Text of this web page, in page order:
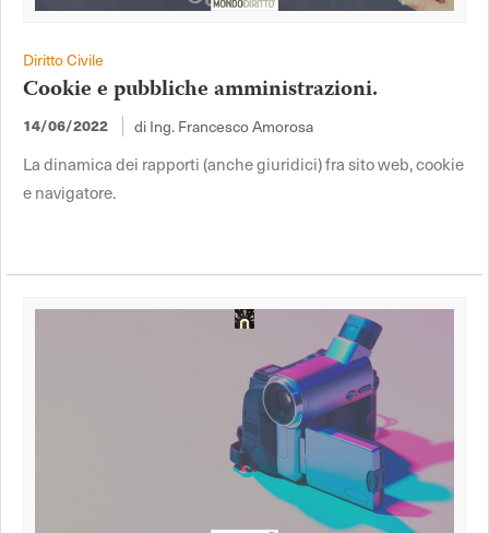
Diritto Civile
Cookie e pubbliche amministrazioni.
14/06/2022 di Ing. Francesco Amorosa
La dinamica dei rapporti (anche giuridici) fra sito web, cookie
e navigatore.